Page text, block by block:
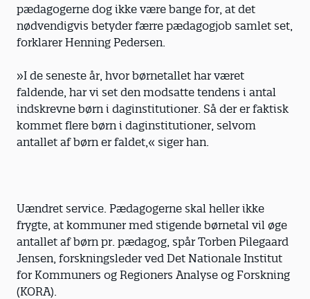
pædagogerne dog ikke være bange for, at det
nødvendigvis betyder færre pædagogjob samlet set,
forklarer Henning Pedersen.
»I de seneste år, hvor børnetallet har været
faldende, har vi set den modsatte tendens i antal
indskrevne børn i daginstitutioner. Så der er faktisk
kommet flere børn i daginstitutioner, selvom
antallet af børn er faldet,« siger han.
Uændret service. Pædagogerne skal heller ikke
frygte, at kommuner med stigende børnetal vil øge
antallet af børn pr. pædagog, spår Torben Pilegaard
Jensen, forskningsleder ved Det Nationale Institut
for Kommuners og Regioners Analyse og Forskning
(KORA).